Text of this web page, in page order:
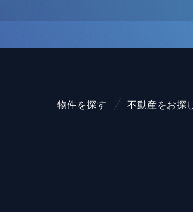
物件を探す 不動産をお探